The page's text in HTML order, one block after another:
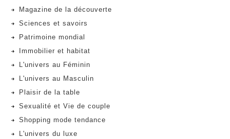
Magazine de la découverte
Sciences et savoirs
Patrimoine mondial
Immobilier et habitat
L'univers au Féminin
L'univers au Masculin
Plaisir de la table
Sexualité et Vie de couple
Shopping mode tendance
L'univers du luxe